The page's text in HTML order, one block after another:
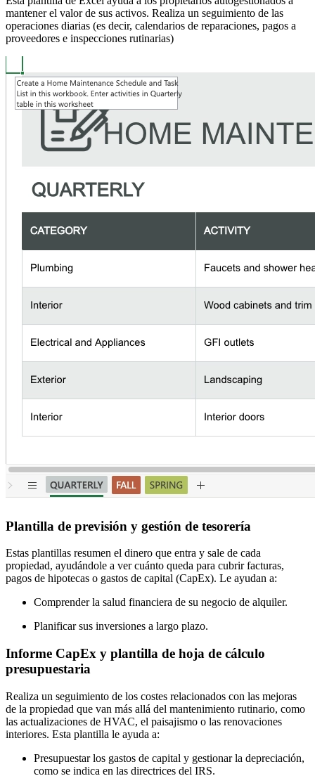
mantener el valor de sus activos. Realiza un seguimiento de las
operaciones diarias (es decir, calendarios de reparaciones, pagos a
proveedores e inspecciones rutinarias)
Plantilla de previsión y gestión de tesorería
Estas plantillas resumen el dinero que entra y sale de cada
propiedad, ayudándole a ver cuánto queda para cubrir facturas,
pagos de hipotecas o gastos de capital (CapEx). Le ayudan a:
Comprender la salud financiera de su negocio de alquiler.
Planificar sus inversiones a largo plazo.
Informe CapEx y plantilla de hoja de cálculo
presupuestaria
Realiza un seguimiento de los costes relacionados con las mejoras
de la propiedad que van más allá del mantenimiento rutinario, como
las actualizaciones de HVAC, el paisajismo o las renovaciones
interiores. Esta plantilla le ayuda a:
Presupuestar los gastos de capital y gestionar la depreciación,
como se indica en las directrices del IRS.